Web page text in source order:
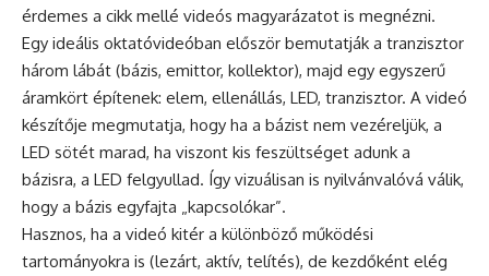
érdemes a cikk mellé videós magyarázatot is megnézni.
Egy ideális oktatóvideóban először bemutatják a tranzisztor
három lábát (bázis, emittor, kollektor), majd egy egyszerű
áramkört építenek: elem, ellenállás, LED, tranzisztor. A videó
készítője megmutatja, hogy ha a bázist nem vezéreljük, a
LED sötét marad, ha viszont kis feszültséget adunk a
bázisra, a LED felgyullad. Így vizuálisan is nyilvánvalóvá válik,
hogy a bázis egyfajta „kapcsolókar”.
Hasznos, ha a videó kitér a különböző működési
tartományokra is (lezárt, aktív, telítés), de kezdőként elég